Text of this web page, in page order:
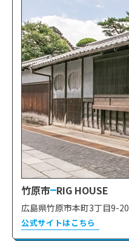
竹原市 RIG HOUSE
広島県竹原市本町3丁目9-20
公式サイトはこちら